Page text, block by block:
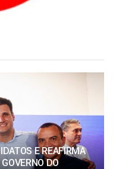
E REAFIRMA
DO